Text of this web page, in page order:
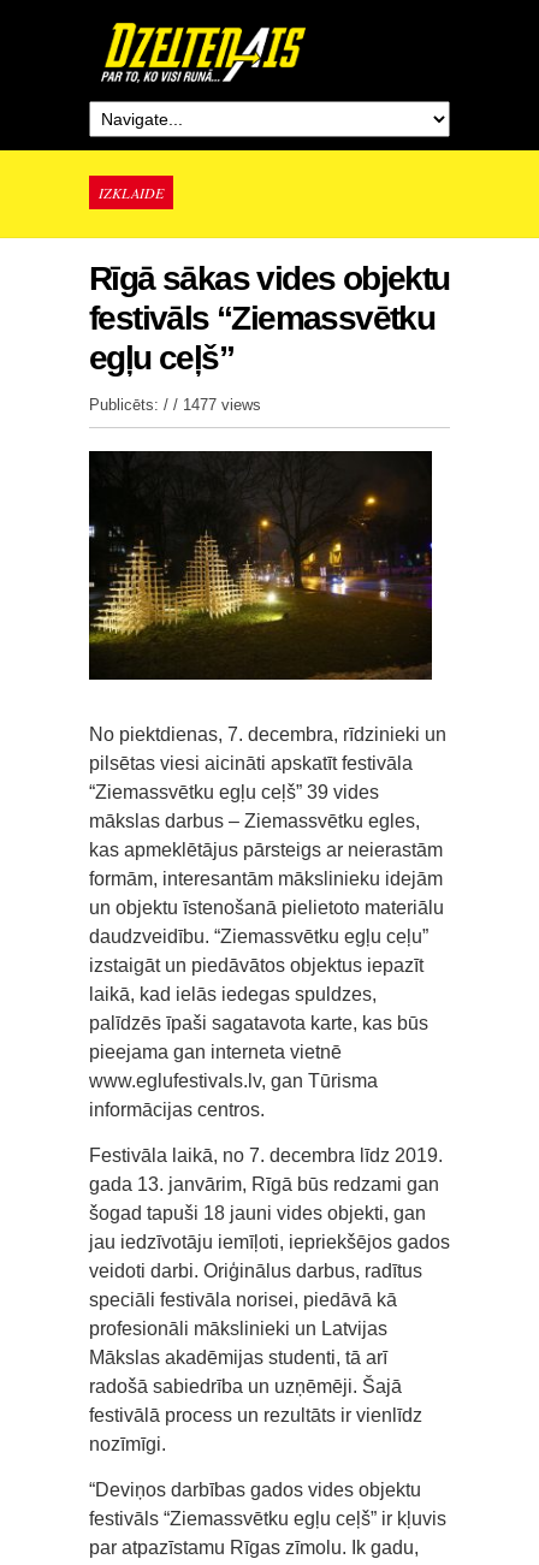
IZKLAIDE
Rīgā sākas vides objektu
festivāls “Ziemassvētku
egļu ceļš”
Publicēts: / / 1477 views
No piektdienas, 7. decembra, rīdzinieki un
pilsētas viesi aicināti apskatīt festivāla
“Ziemassvētku egļu ceļš” 39 vides
mākslas darbus – Ziemassvētku egles,
kas apmeklētājus pārsteigs ar neierastām
formām, interesantām mākslinieku idejām
un objektu īstenošanā pielietoto materiālu
daudzveidību. “Ziemassvētku egļu ceļu”
izstaigāt un piedāvātos objektus iepazīt
laikā, kad ielās iedegas spuldzes,
palīdzēs īpaši sagatavota karte, kas būs
pieejama gan interneta vietnē
www.eglufestivals.lv, gan Tūrisma
informācijas centros.
Festivāla laikā, no 7. decembra līdz 2019.
gada 13. janvārim, Rīgā būs redzami gan
šogad tapuši 18 jauni vides objekti, gan
jau iedzīvotāju iemīļoti, iepriekšējos gados
veidoti darbi. Oriģinālus darbus, radītus
speciāli festivāla norisei, piedāvā kā
profesionāli mākslinieki un Latvijas
Mākslas akadēmijas studenti, tā arī
radošā sabiedrība un uzņēmēji. Šajā
festivālā process un rezultāts ir vienlīdz
nozīmīgi.
“Deviņos darbības gados vides objektu
festivāls “Ziemassvētku egļu ceļš” ir kļuvis
par atpazīstamu Rīgas zīmolu. Ik gadu,